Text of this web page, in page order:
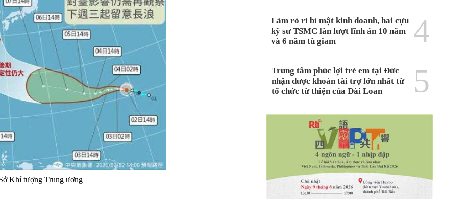
Khí tượng Trung ương
Làm rò rỉ bí mật kinh doanh, hai cựu
kỹ sư TSMC lần lượt lĩnh án 10 năm
và 6 năm tù giam
4
Trung tâm phúc lợi trẻ em tại Đức
nhận được khoản tài trợ lớn nhất từ
tổ chức từ thiện của Đài Loan
5